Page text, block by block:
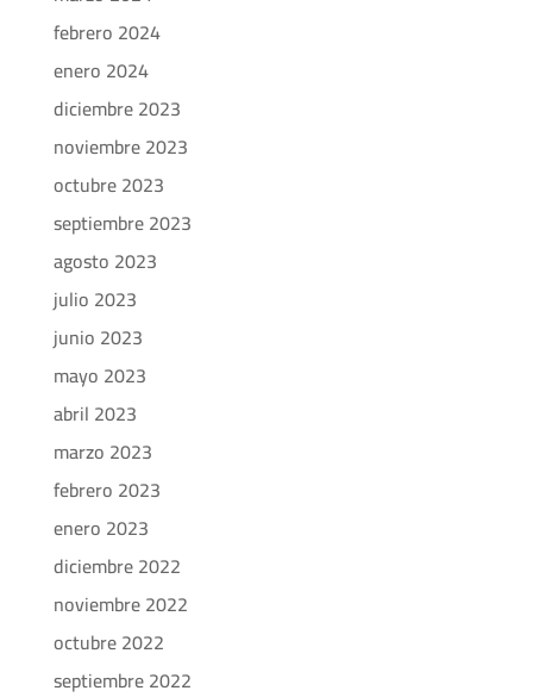
febrero 2024
enero 2024
diciembre 2023
noviembre 2023
octubre 2023
septiembre 2023
agosto 2023
julio 2023
junio 2023
mayo 2023
abril 2023
marzo 2023
febrero 2023
enero 2023
diciembre 2022
noviembre 2022
octubre 2022
septiembre 2022